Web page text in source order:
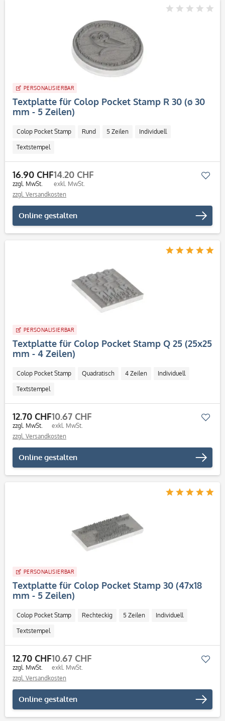
PERSONALISIERBAR
Textplatte für Colop Pocket Stamp R 30 (ø 30
mm - 5 Zeilen)
Colop Pocket Stamp Rund 5 Zeilen Individuell
Textstempel
16.90 CHF
zzgl. MwSt.
14.20 CHF
exkl. MwSt.
zzgl. Versandkosten
Online gestalten
PERSONALISIERBAR
Textplatte für Colop Pocket Stamp Q 25 (25x25
mm - 4 Zeilen)
Colop Pocket Stamp Quadratisch 4 Zeilen Individuell
Textstempel
12.70 CHF
zzgl. MwSt.
10.67 CHF
exkl. MwSt.
zzgl. Versandkosten
Online gestalten
PERSONALISIERBAR
Textplatte für Colop Pocket Stamp 30 (47x18
mm - 5 Zeilen)
Colop Pocket Stamp Rechteckig 5 Zeilen Individuell
Textstempel
12.70 CHF
zzgl. MwSt.
10.67 CHF
exkl. MwSt.
zzgl. Versandkosten
Online gestalten